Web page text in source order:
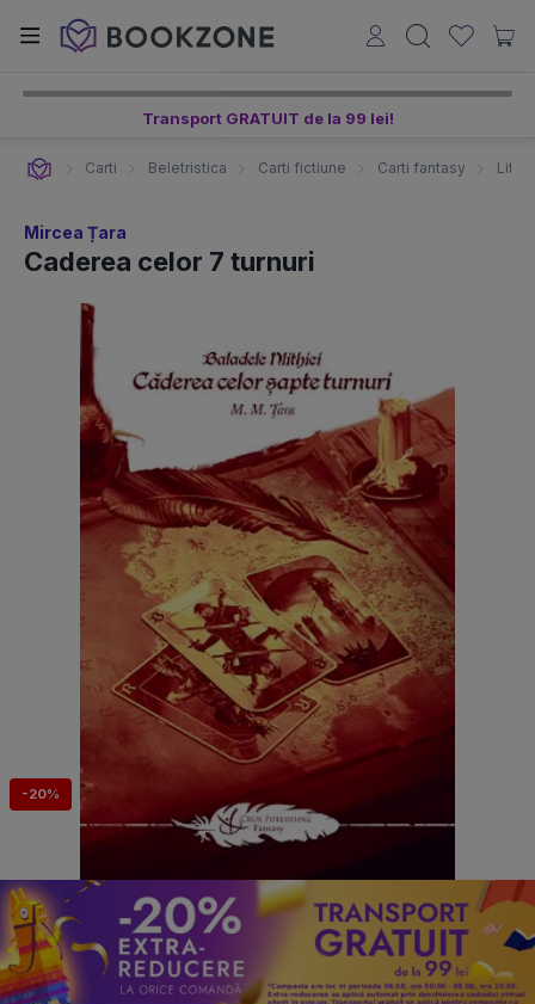
Transport GRATUIT de la 99 lei!
Carti Beletristica Carti fictiune Carti fantasy
Mircea Țara
Caderea celor 7 turnuri
-20%